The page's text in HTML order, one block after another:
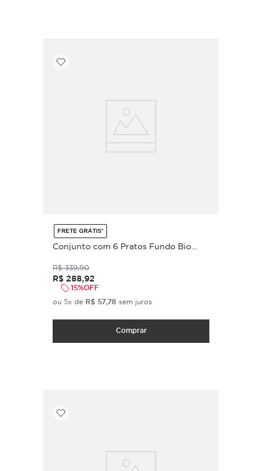
FRETE GRÁTIS*
Conjunto com 6 Pratos Fundo Bio
R$ 339,90
R$ 288,92
15%OFF
ou 5x de R$ 57,78 sem juros
Comprar